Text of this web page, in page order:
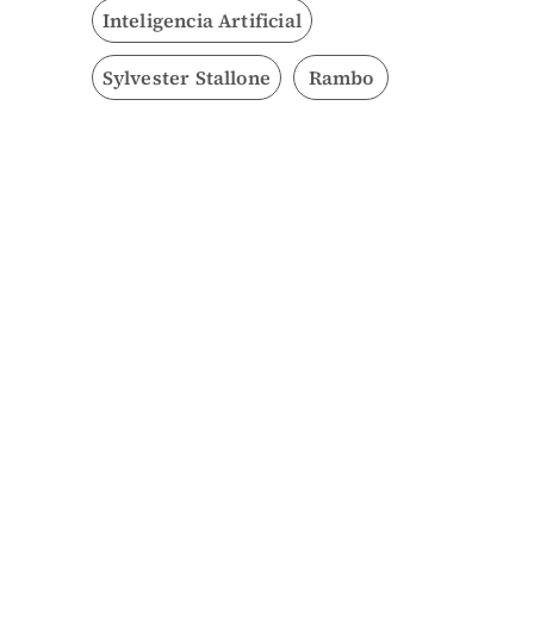
Inteligencia Artificial
Sylvester Stallone Rambo